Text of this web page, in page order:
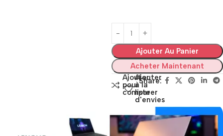
Ajouter Au Panier
Acheter Maintenant
Ajouter
pour
comparer
Ajouter
à la
liste
d'envies
Share: